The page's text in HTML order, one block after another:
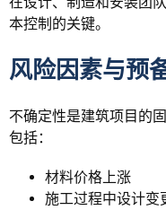
本控制的关键。
风险因素与预
不确定性是建筑项目的
包括：
材料价格上涨
施工过程中设计变